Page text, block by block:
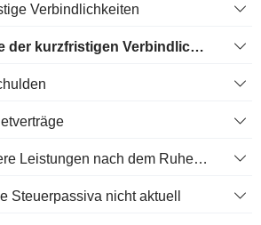
Verbindlichkeiten
Gesamtsumme der kurzfristigen Verbindlichkeiten
Renten & andere Leistungen nach dem Ruhestand
Steuerpassiva nicht aktuell